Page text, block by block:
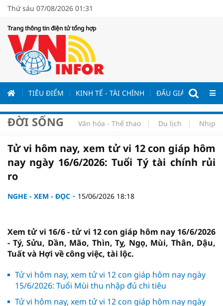
Thứ sáu 07/08/2026 01:31
Trang thông tin điện tử tổng hợp
TIÊU ĐIỂM KINH TẾ - TÀI CHÍNH ĐẤU GIÁ - ĐẤU
ĐỜI SỐNG Văn hóa - Thể thao Du lịch Nhịp
Tử vi hôm nay, xem tử vi 12 con giáp hôm
nay ngày 16/6/2026: Tuổi Tý tài chính rủi
ro
NGHE - XEM - ĐỌC 15/06/2026 18:18
Xem tử vi 16/6 - tử vi 12 con giáp hôm nay 16/6/2026
- Tý, Sửu, Dần, Mão, Thìn, Tỵ, Ngọ, Mùi, Thân, Dậu,
Tuất và Hợi về công việc, tài lộc.
Tử vi hôm nay, xem tử vi 12 con giáp hôm nay ngày
15/6/2026: Tuổi Mùi thu nhập đủ chi tiêu
Tử vi hôm nay, xem tử vi 12 con giáp hôm nay ngày